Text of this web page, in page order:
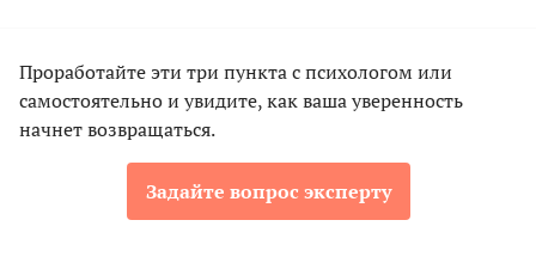
Проработайте эти три пункта с психологом или
самостоятельно и увидите, как ваша уверенность
начнет возвращаться.
Задайте вопрос эксперту